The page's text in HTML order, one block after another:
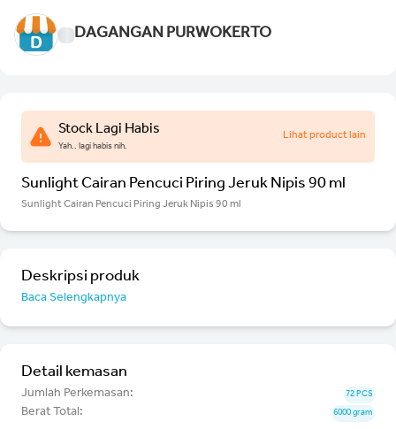
DAGANGAN PURWOKERTO
Stock Lagi Habis
Yah.. lagi habis nih.
Lihat product lain
Sunlight Cairan Pencuci Piring Jeruk Nipis 90 ml
Sunlight Cairan Pencuci Piring Jeruk Nipis 90 ml
Deskripsi produk
Baca Selengkapnya
Detail kemasan
Jumlah Perkemasan: 72 PCS
Berat Total: 6000 gram